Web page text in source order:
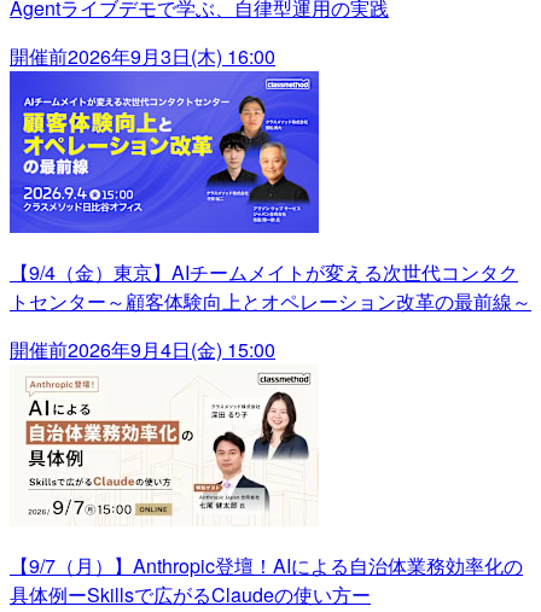
Agentライブデモで学ぶ、自律型運用の実践
開催前2026年9月3日(木) 16:00
【9/4（金）東京】AIチームメイトが変える次世代コンタク
トセンター～顧客体験向上とオペレーション改革の最前線～
開催前2026年9月4日(金) 15:00
【9/7（月）】Anthropic登壇！AIによる自治体業務効率化の
具体例ーSkillsで広がるClaudeの使い方ー